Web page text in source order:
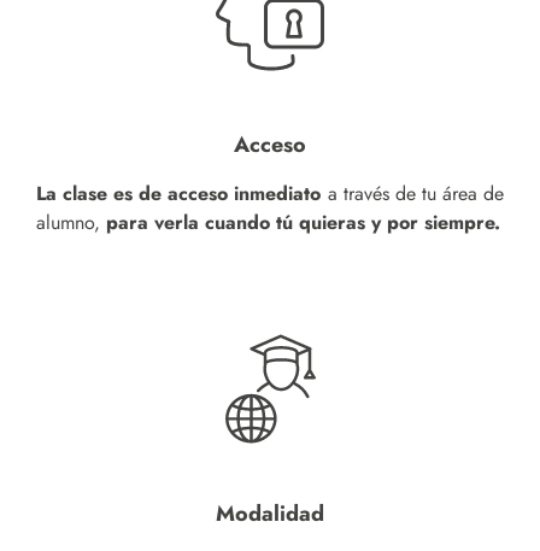
Acceso
La clase es de acceso inmediato a través de tu área de
alumno, para verla cuando tú quieras y por siempre.
Modalidad